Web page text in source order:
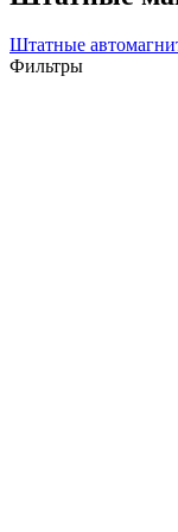
Штатные
Фильтры